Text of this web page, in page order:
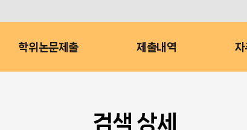
학위논문제출 제출내역 자
검색 상세